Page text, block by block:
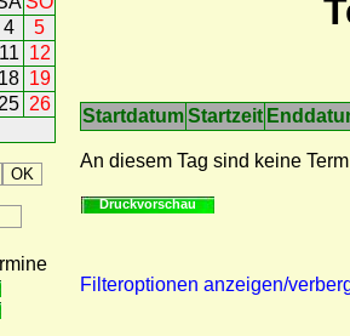
4
5
11 12
18 19
25 26
StartdatumStartzeit
An diesem Tag sind keine
Druckvorschau
Filteroptionen anzeigen/